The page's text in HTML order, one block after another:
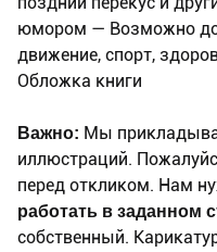
юмором — Возможно
движение, спорт,
Обложка книги
Важно: Мы
иллюстраций.
перед откликом. Нам
работать в заданном
собственный.